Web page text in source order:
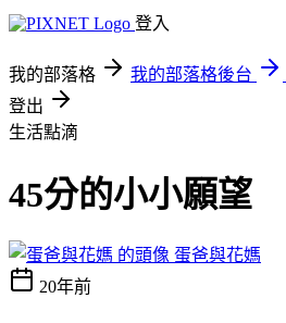
登入
我的部落格 我的部落格後台
登出
生活點滴
45分的小小願望
蛋爸與花媽
20年前